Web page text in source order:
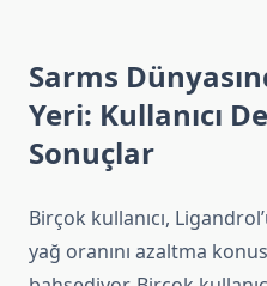
Sarms
Yeri: Kullanıcı
Sonuçlar
Birçok kullanıcı,
yağ oranını azaltma